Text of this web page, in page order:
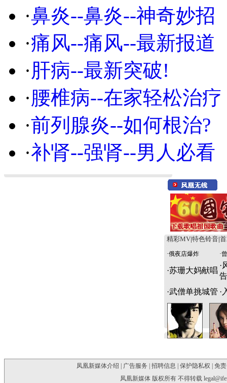
·鼻炎--鼻炎--神奇妙招
·痛风--痛风--最新报道
·肝病--最新突破!
·腰椎病--在家轻松治疗
·前列腺炎--如何根治?
·补肾--强肾--男人必看
精彩MV 特色铃音
·俄夜店爆炸 ·
·苏珊大妈献唱
·
告
·武僧单挑城管 ·
凤凰新媒体介绍 广告服务 招聘信息 保护隐私权
免
凤凰新媒体 版权所有 不得转载